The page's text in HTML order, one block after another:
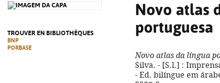
TROUVER EN BIBLIOTHÈQUES
BNP
PORBASE
Novo atlas
portuguesa
Novo atlas da língua
Silva. - [S.l.] :
- Ed. bilíngue em